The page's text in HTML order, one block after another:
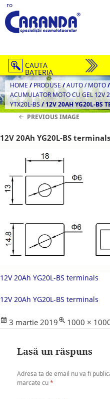
ro
CAUTA
BATERIA
HOME / PRODUSE/AUTO / MOTO/
ACUMULATOR MOTO CU GEL 12V
YTX20L-BS/12V 20AH YG20L-BS
PREVIOUS IMAGE
12V 20Ah YG20L-BS terminals
12V 20Ah YG20L-BS terminals
12V 20Ah YG20L-BS terminals
Posted
3 martie 2019
Full
1000 ×
Lasă un răspuns
Adresa ta de email nu va fi
marcate cu*